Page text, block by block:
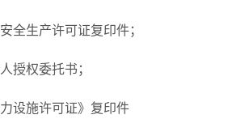
生产许可证复印件；
授权委托书；
设施许可证》复印件